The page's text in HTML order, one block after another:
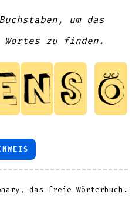
um das
Wortes zu finden.
, das freie Wörterbuch.